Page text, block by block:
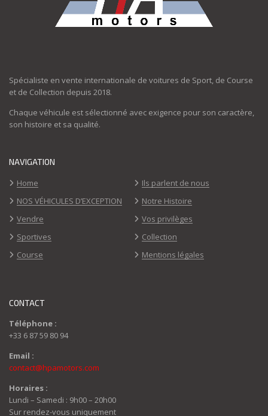
Spécialiste en vente internationale de voitures de Sport, de Course
et de Collection depuis 2018.
Chaque véhicule est sélectionné avec exigence pour son caractère,
son histoire et sa qualité.
NAVIGATION
Home
Ils parlent de nous
NOS VÉHICULES D’EXCEPTION
Notre Histoire
Vendre
Vos privilèges
Sportives
Collection
Course
Mentions légales
CONTACT
Téléphone :
+33 6 87 59 80 94
Email :
contact@hpamotors.com
Horaires :
Lundi – Samedi : 9h00 – 20h00
Sur rendez-vous uniquement